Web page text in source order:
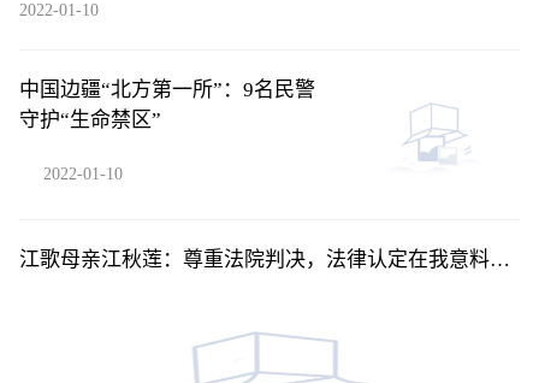
2022-01-10
中国边疆“北方第一所”：9名民警
守护“生命禁区”
2022-01-10
江歌母亲江秋莲：尊重法院判决，法律认定在我意料之